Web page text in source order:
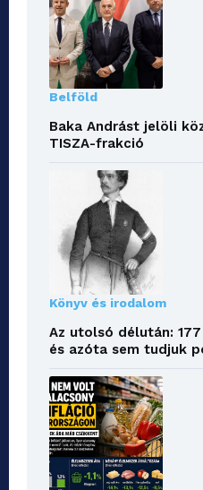
Belföld
Baka Andrást jelöli
TISZA-frakció
Könyv és irodalom
Az utolsó délután:
és azóta sem tudjuk